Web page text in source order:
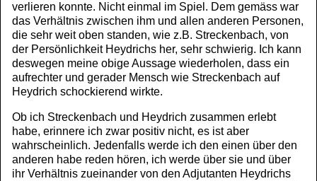
verlieren konnte. Nicht einmal im Spiel. Dem gemäss war
das Verhältnis zwischen ihm und allen anderen Personen,
die sehr weit oben standen, wie z.B. Streckenbach, von
der Persönlichkeit Heydrichs her, sehr schwierig. Ich kann
deswegen meine obige Aussage wiederholen, dass ein
aufrechter und gerader Mensch wie Streckenbach auf
Heydrich schockierend wirkte.
Ob ich Streckenbach und Heydrich zusammen erlebt
habe, erinnere ich zwar positiv nicht, es ist aber
wahrscheinlich. Jedenfalls werde ich den einen über den
anderen habe reden hören, ich werde über sie und über
ihr Verhältnis zueinander von den Adjutanten Heydrichs